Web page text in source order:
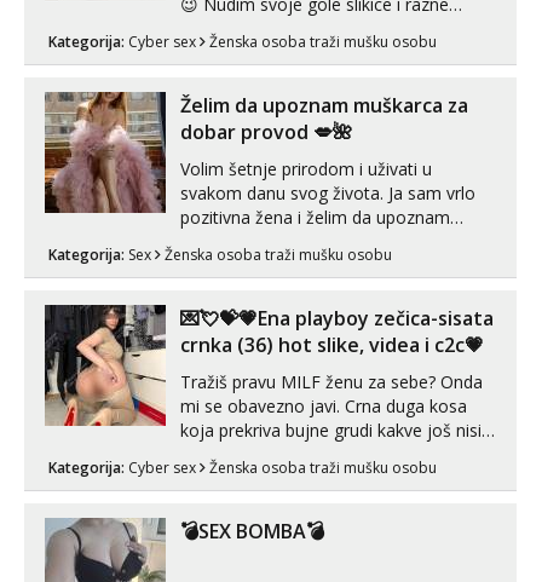
😉 Nudim svoje gole slikice i razne
videouradke. 🤩 Za online zabavu pošalji
poruku na Whatsapp, Telegram ili Viber.
autentičnosti možeš me vidjeti na
videopozivu. 😉 S vama sam vec 5 ...
Kategorija: Cyber sex Ženska osoba traži mušku osobu
Želim da upoznam muškarca za
dobar provod 💋🌺
Volim šetnje prirodom i uživati u
svakom danu svog života. Ja sam vrlo
pozitivna žena i želim da upoznam
može i nešto više.💋🌺 Klikni na link
Kategorija: Sex Ženska osoba traži mušku osobu
💌💘💝💗Ena playboy zečica-sisata
crnka (36) hot slike, videa i c2c💗
Tražiš pravu MILF ženu za sebe? Onda
mi se obavezno javi. Crna duga kosa
koja prekriva bujne grudi kakve još nisi
vidio, čista ŠESTICA! A usne? O usnama
bolje da ni ne pričam. Prave pune usne
vjeruj mi, takve još nisi vidio. Uvijek sam
Kategorija: Cyber sex Ženska osoba traži mušku osobu
💣SEX BOMBA💣